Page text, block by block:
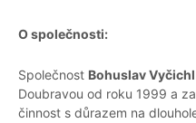
O společnosti:
Společnost Bohuslav Vyčichl
Doubravou od roku 1999 a
činnost s důrazem na